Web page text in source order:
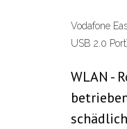
Vodafone
USB 2.0
WLAN -